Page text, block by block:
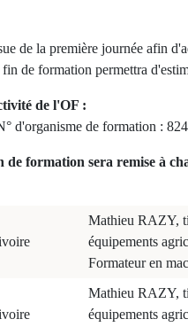
de la première journée afin
de formation permettra
de l'OF :
d'organisme de formation :
formation sera remise à
Mathieu RAZY,
équipements
Formateur en
Mathieu RAZY,
équipements